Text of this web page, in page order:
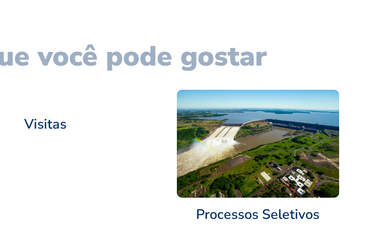
você pode gostar
Visitas
Processos Seletivos